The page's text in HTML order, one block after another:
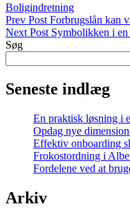
Categories
Boligindretning
Previous
Post
Prev Post Forbrugslån kan
Next
Post
Next Post Symbolikken i
Søg
Seneste indlæg
En praktisk løsning i
Opdag nye
Effektiv onboarding
Frokostordning i
Fordelene ved at
Arkiv